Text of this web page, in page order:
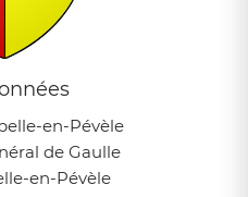
en-Pévèle
de Gaulle
en-Pévèle